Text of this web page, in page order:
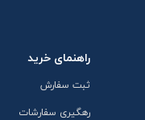
راهنمای خرید
ثبت سفارش
رهگیری سفارشات